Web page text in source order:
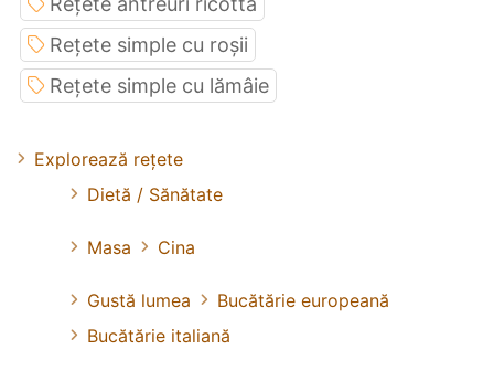
Rețete simple cu roșii
Rețete simple cu lămâie
Explorează rețete
Dietă / Sănătate
Masa Cina
Gustă lumea
Bucătărie europeană
Bucătărie italiană